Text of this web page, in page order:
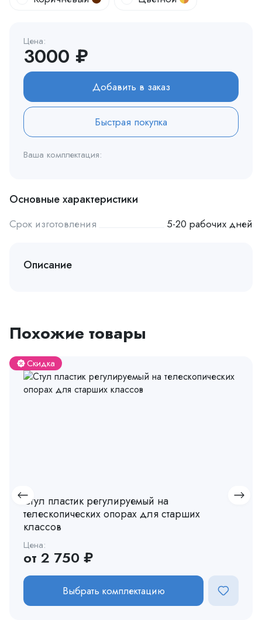
Цена:
3000 ₽
Добавить в заказ
Быстрая покупка
Ваша комплектация:
Основные характеристики
Срок изготовления 5-20 рабочих дней
Описание
Похожие товары
Скидка
Стул пластик регулируемый на
телескопических опорах для старших
классов
Цена:
от 2 750 ₽
Выбрать комплектацию